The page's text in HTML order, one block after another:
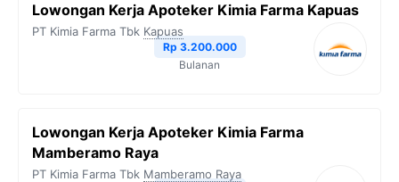
Lowongan Kerja Apoteker Kimia Farma Kapuas
PT Kimia Farma Tbk Kapuas
Rp 3.200.000
Bulanan
Lowongan Kerja Apoteker Kimia Farma
Mamberamo Raya
PT Kimia Farma Tbk Mamberamo Raya